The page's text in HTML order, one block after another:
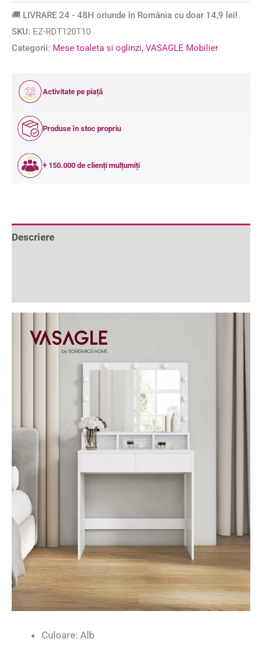
🚚 LIVRARE 24 - 48H oriunde în România cu doar 14,9 lei!
SKU: EZ-RDT120T10
Categorii: Mese toaleta si oglinzi, VASAGLE Mobilier
12
ANI
Activitate pe piață
Produse în stoc propriu
+ 150.000 de clienți mulțumiți
Descriere
Culoare: Alb